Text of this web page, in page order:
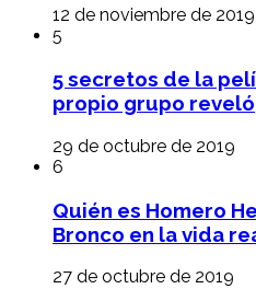
12 de noviembre de 2019
5
5 secretos de la
propio grupo reveló
29 de octubre de 2019
6
Quién es Homero
Bronco en la vida
27 de octubre de 2019